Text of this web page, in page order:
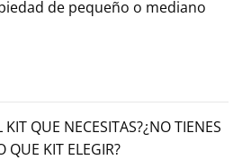
de pequeño o mediano
QUE NECESITAS?¿NO TIENES
QUE KIT ELEGIR?